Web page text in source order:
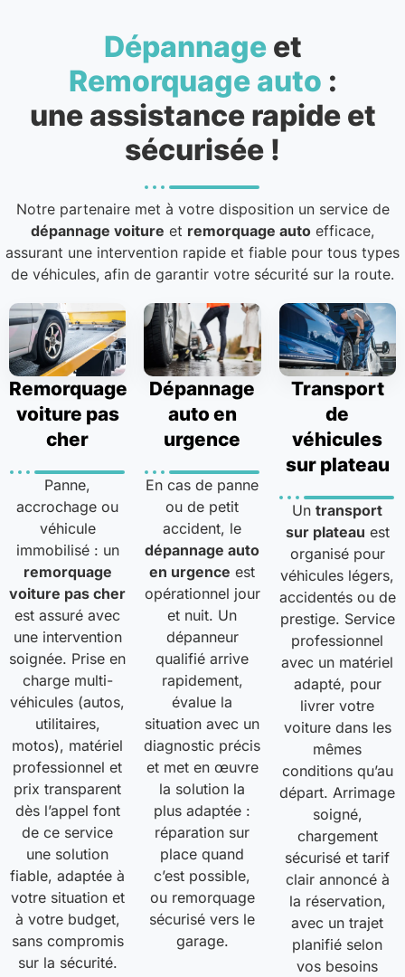
Dépannageet
Remorquage auto :
une assistance rapide et
sécurisée !
Notre partenaire met à votre disposition un service de
dépannage voiture et remorquage auto efficace,
assurant une intervention rapide et fiable pour tous types
de véhicules, afin de garantir votre sécurité sur la route.
Remorquage
voiture pas
cher
Panne,
accrochage ou
véhicule
immobilisé : un
remorquage
voiture pas cher
est assuré avec
une intervention
soignée. Prise en
charge multi-
véhicules (autos,
utilitaires,
motos), matériel
professionnel et
prix transparent
dès l’appel font
de ce service
une solution
fiable, adaptée à
votre situation et
à votre budget,
sans compromis
sur la sécurité.
Dépannage
auto en
urgence
En cas de panne
ou de petit
accident, le
dépannage auto
en urgence est
opérationnel jour
et nuit. Un
dépanneur
qualifié arrive
rapidement,
évalue la
situation avec un
diagnostic précis
et met en œuvre
la solution la
plus adaptée :
réparation sur
place quand
c’est possible,
ou remorquage
sécurisé vers le
garage.
Transport
de
véhicules
sur plateau
Untransport
sur plateau est
organisé pour
véhicules légers,
accidentés ou de
prestige. Service
professionnel
avec un matériel
adapté, pour
livrer votre
voiture dans les
mêmes
conditions qu’au
départ. Arrimage
soigné,
chargement
sécurisé et tarif
clair annoncé à
la réservation,
avec un trajet
planifié selon
vos besoins